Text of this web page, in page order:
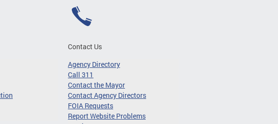
Contact Us
Agency Directory
Call 311
Contact the Mayor
Contact Agency Directors
FOIA Requests
Report Website Problems